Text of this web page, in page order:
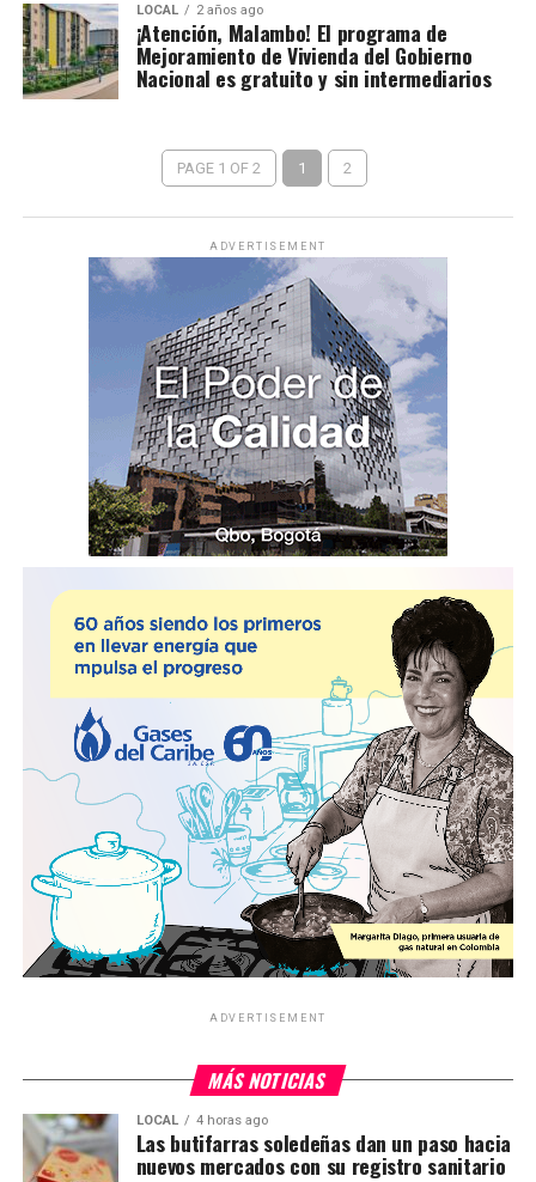
LOCAL 2 años ago
¡Atención, Malambo! El programa de
Mejoramiento de Vivienda del Gobierno
Nacional es gratuito y sin intermediarios
PAGE 1 OF 2 1 2
ADVERTISEMENT
ADVERTISEMENT
MÁS NOTICIAS
LOCAL 4 horas ago
Las butifarras soledeñas dan un paso hacia
nuevos mercados con su registro sanitario